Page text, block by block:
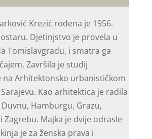
Krezić rođena je 1956.
Djetinjstvo je provela u
Tomislavgradu, i smatra ga
Završila je studij
Arhitektonsko urbanističkom
Kao arhitektica je radila
Hamburgu, Grazu,
Zagrebu. Majka je dvije odrasle
je za ženska prava i